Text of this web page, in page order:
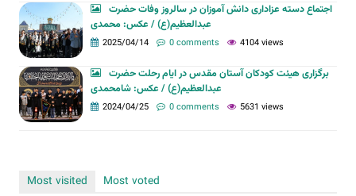
اجتماع دسته عزاداری دانش آموزان در سالروز وفات حضرت
عبدالعظیم(ع) / عکس: محمدی
2025/04/14 0 comments 4104 views
برگزاری هیئت کودکان آستان مقدس در ایام رحلت حضرت
عبدالعظیم(ع) / عکس: شامحمدی
2024/04/25 0 comments 5631 views
Most visited
Most voted